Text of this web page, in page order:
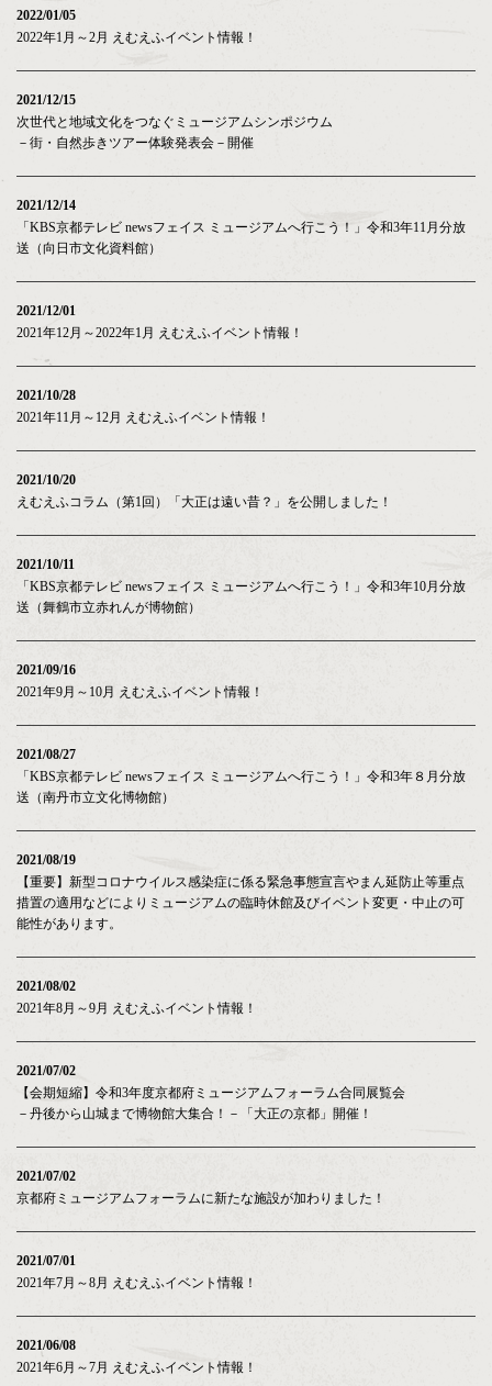
2022/01/05
2022年1月～2月 えむえふイベント情報！
2021/12/15
次世代と地域文化をつなぐミュージアムシンポジウム
－街・自然歩きツアー体験発表会－開催
2021/12/14
「KBS京都テレビ newsフェイス ミュージアムへ行こう！」令和3年11月分放
送（向日市文化資料館）
2021/12/01
2021年12月～2022年1月 えむえふイベント情報！
2021/10/28
2021年11月～12月 えむえふイベント情報！
2021/10/20
えむえふコラム（第1回）「大正は遠い昔？」を公開しました！
2021/10/11
「KBS京都テレビ newsフェイス ミュージアムへ行こう！」令和3年10月分放
送（舞鶴市立赤れんが博物館）
2021/09/16
2021年9月～10月 えむえふイベント情報！
2021/08/27
「KBS京都テレビ newsフェイス ミュージアムへ行こう！」令和3年８月分放
送（南丹市立文化博物館）
2021/08/19
【重要】新型コロナウイルス感染症に係る緊急事態宣言やまん延防止等重点
措置の適用などによりミュージアムの臨時休館及びイベント変更・中止の可
能性があります。
2021/08/02
2021年8月～9月 えむえふイベント情報！
2021/07/02
【会期短縮】令和3年度京都府ミュージアムフォーラム合同展覧会
－丹後から山城まで博物館大集合！－「大正の京都」開催！
2021/07/02
京都府ミュージアムフォーラムに新たな施設が加わりました！
2021/07/01
2021年7月～8月 えむえふイベント情報！
2021/06/08
2021年6月～7月 えむえふイベント情報！